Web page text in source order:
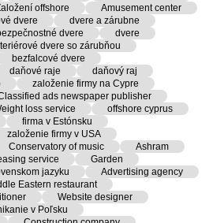
offshore
Amusement center
dvere
dvere a zárubne
dvere
dvere
dvere so zárubňou
bezfalcové dvere
daňové raje
daňový raj
založenie firmy na Cypre
ads newspaper publisher
loss service
offshore cyprus
firma v Estónsku
založenie firmy v USA
Conservatory of music
Ashram
service
Garden
jazyku
Advertising agency
Eastern restaurant
Website designer
v Poľsku